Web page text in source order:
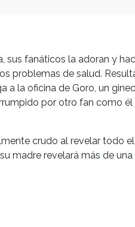
sus fanáticos la adoran y
problemas de salud.
a la oficina de Goro, un
por otro fan como él
crudo al revelar todo
madre revelará más de